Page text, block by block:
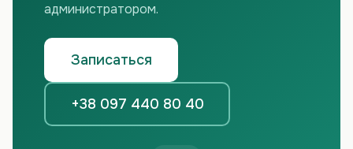
администратором.
Записаться
+38 097 440 80 40